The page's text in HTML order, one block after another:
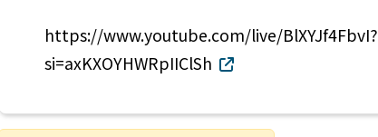
https://www.youtube.com/live/BlXYJf4FbvI?
si=axKXOYHWRpIIClSh